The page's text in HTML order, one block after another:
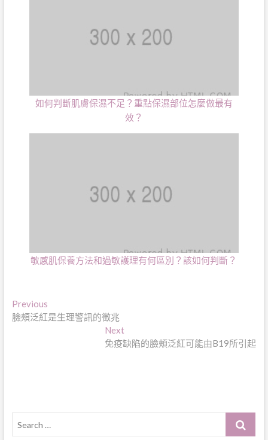
如何判斷肌膚保濕不足？重點保濕部位怎麼做最有
效？
敏感肌保養方法和過敏護理有何區別？該如何判斷？
文
章
PreviousPrevious
post:
臉頰泛紅是生理警訊的徵兆
NextNext
post:
免疫缺陷的臉頰泛紅可能由B19所引起
Search